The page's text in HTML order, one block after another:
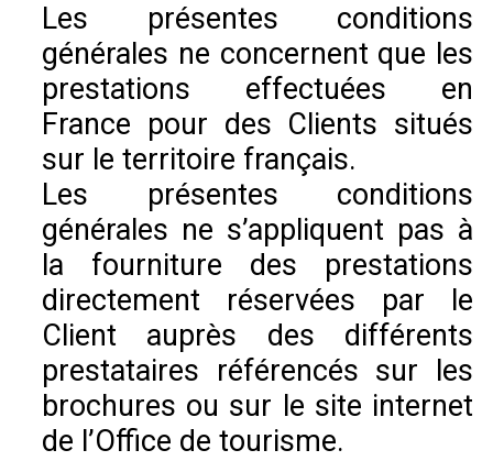
Les présentes conditions
générales ne concernent que les
prestations effectuées en
France pour des Clients situés
sur le territoire français.
Les présentes conditions
générales ne s’appliquent pas à
la fourniture des prestations
directement réservées par le
Client auprès des différents
prestataires référencés sur les
brochures ou sur le site internet
de l’Office de tourisme.